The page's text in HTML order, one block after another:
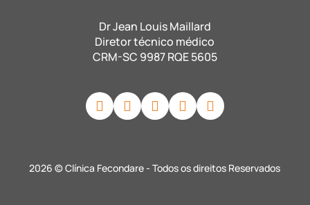
Dr Jean Louis Maillard
Diretor técnico médico
CRM-SC 9987 RQE 5605
2026 © Clínica Fecondare - Todos os direitos Reservados